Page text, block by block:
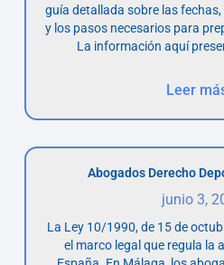
guía detallada sobre las
y los pasos necesarios para
La información aquí
Leer
Abogados Derecho
junio 3,
La Ley 10/1990, de 15 de
el marco legal que regula la